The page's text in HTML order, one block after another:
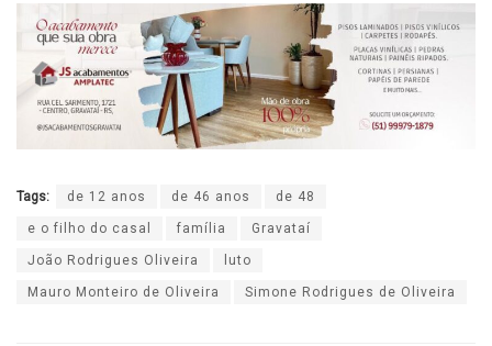
Tags: de 12 anos de 46 anos de 48
e o filho do casal família Gravataí
João Rodrigues Oliveira luto
Mauro Monteiro de Oliveira Simone Rodrigues de Oliveira